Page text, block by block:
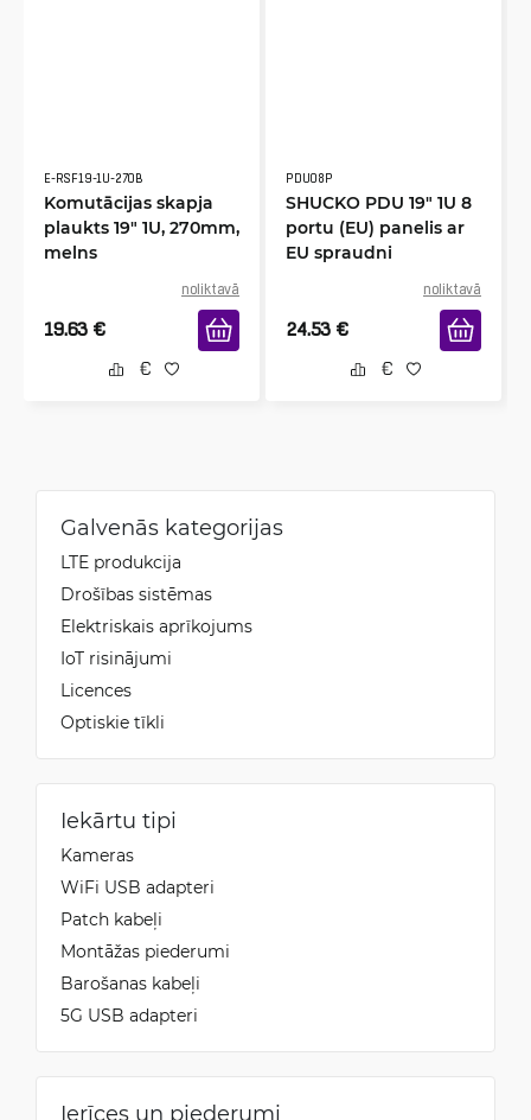
E-RSF19-1U-270B
Komutācijas skapja
plaukts 19" 1U, 270mm,
melns
noliktavā
19.63 €
PDU08P
SHUCKO PDU 19" 1U 8
portu (EU) panelis ar
EU spraudni
noliktavā
24.53 €
Galvenās kategorijas
LTE produkcija
Drošības sistēmas
Elektriskais aprīkojums
IoT risinājumi
Licences
Optiskie tīkli
Iekārtu tipi
Kameras
WiFi USB adapteri
Patch kabeļi
Montāžas piederumi
Barošanas kabeļi
5G USB adapteri
Ierīces un piederumi